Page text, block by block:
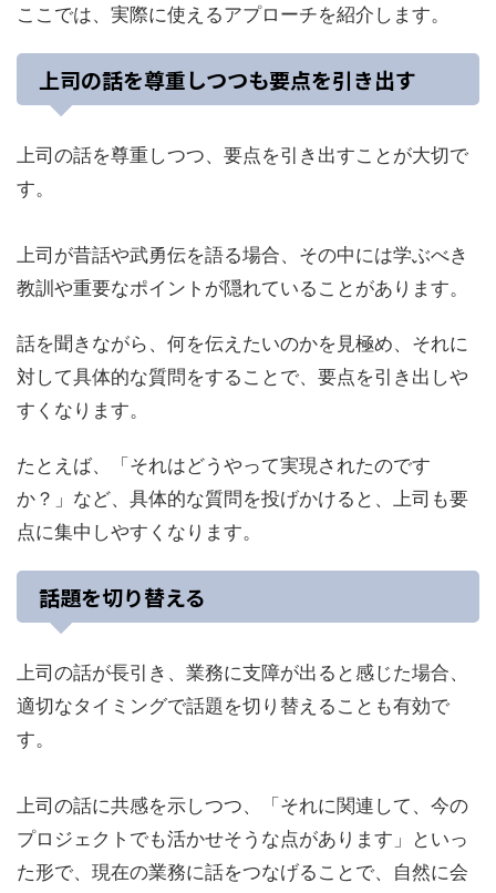
ここでは、実際に使えるアプローチを紹介します。
上司の話を尊重しつつも要点を引き出す
上司の話を尊重しつつ、要点を引き出すことが大切で
す。
上司が昔話や武勇伝を語る場合、その中には学ぶべき
教訓や重要なポイントが隠れていることがあります。
話を聞きながら、何を伝えたいのかを見極め、それに
対して具体的な質問をすることで、要点を引き出しや
すくなります。
たとえば、「それはどうやって実現されたのです
か？」など、具体的な質問を投げかけると、上司も要
点に集中しやすくなります。
話題を切り替える
上司の話が長引き、業務に支障が出ると感じた場合、
適切なタイミングで話題を切り替えることも有効で
す。
上司の話に共感を示しつつ、「それに関連して、今の
プロジェクトでも活かせそうな点があります」といっ
た形で、現在の業務に話をつなげることで、自然に会